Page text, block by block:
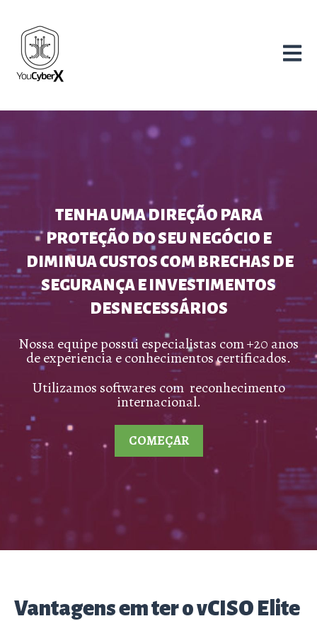
Abrir
TENHA UMA DIREÇÃO PARA
PROTEÇÃO DO SEU NEGÓCIO E
DIMINUA CUSTOS COM BRECHAS DE
SEGURANÇA E INVESTIMENTOS
DESNECESSÁRIOS
Nossa equipe possui especialistas com +20 anos
de experiencia e conhecimentos certificados.
Utilizamos softwares com reconhecimento
internacional.
COMEÇAR
Vantagens em ter o vCISO Elite